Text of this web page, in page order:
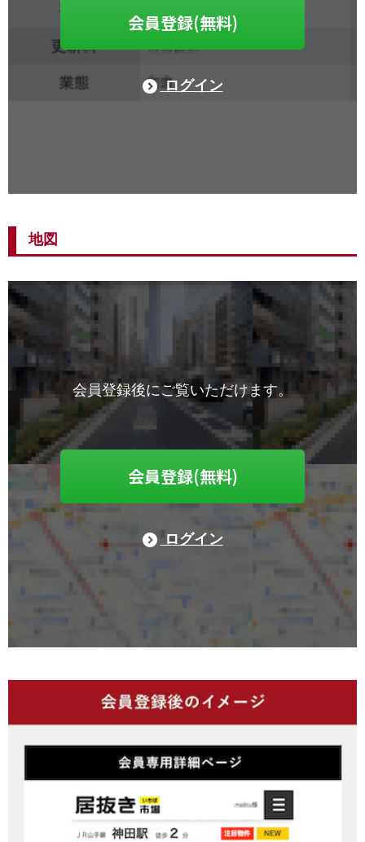
会員登録(無料)
ログイン
地図
会員登録後にご覧いただけます。
会員登録(無料)
ログイン